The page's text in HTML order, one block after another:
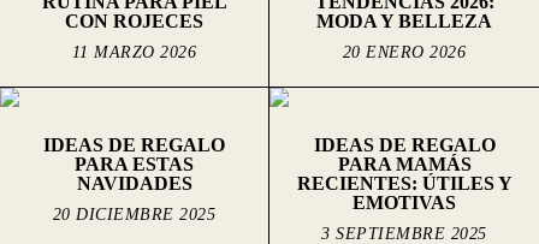
CON ROJECES
11 MARZO 2026
MODA Y BELLEZA
20 ENERO 2026
IDEAS DE REGALO
PARA ESTAS
NAVIDADES
20 DICIEMBRE 2025
IDEAS DE REGALO
PARA MAMÁS
RECIENTES: ÚTILES Y
EMOTIVAS
3 SEPTIEMBRE 2025